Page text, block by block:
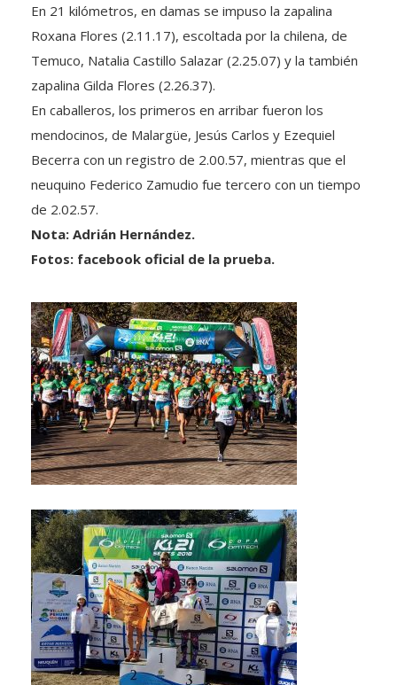
En 21 kilómetros, en damas se impuso la zapalina
Roxana Flores (2.11.17), escoltada por la chilena, de
Temuco, Natalia Castillo Salazar (2.25.07) y la también
zapalina Gilda Flores (2.26.37).
En caballeros, los primeros en arribar fueron los
mendocinos, de Malargüe, Jesús Carlos y Ezequiel
Becerra con un registro de 2.00.57, mientras que el
neuquino Federico Zamudio fue tercero con un tiempo
de 2.02.57.
Nota: Adrián Hernández.
Fotos: facebook oficial de la prueba.